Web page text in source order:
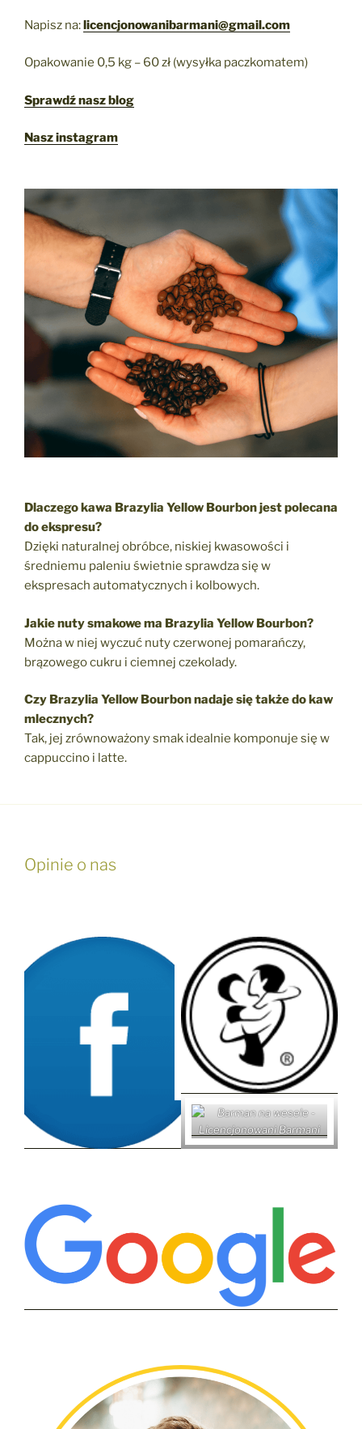
Napisz na:licencjonowanibarmani@gmail.com
Opakowanie 0,5 kg – 60 zł (wysyłka paczkomatem)
Sprawdź nasz blog
Nasz instagram
Dlaczego kawa Brazylia Yellow Bourbon jest polecana
do ekspresu?
Dzięki naturalnej obróbce, niskiej kwasowości i
średniemu paleniu świetnie sprawdza się w
ekspresach automatycznych i kolbowych.
Jakie nuty smakowe ma Brazylia Yellow Bourbon?
Można w niej wyczuć nuty czerwonej pomarańczy,
brązowego cukru i ciemnej czekolady.
Czy Brazylia Yellow Bourbon nadaje się także do kaw
mlecznych?
Tak, jej zrównoważony smak idealnie komponuje się w
cappuccino i latte.
Opinie o nas